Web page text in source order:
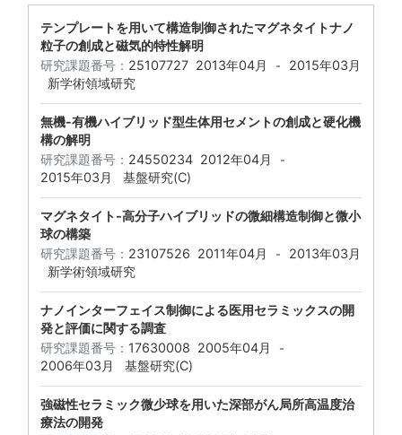
テンプレートを用いて構造制御されたマグネタイトナノ
粒子の創成と磁気的特性解明
研究課題番号： 25107727 2013年04月 -
2015年03月
新学術領域研究
無機-有機ハイブリッド型生体用セメントの創成と硬化機
構の解明
研究課題番号： 24550234 2012年04月 -
2015年03月 基盤研究(C)
マグネタイト-高分子ハイブリッドの微細構造制御と微小
球の構築
研究課題番号： 23107526 2011年04月 -
2013年03月
新学術領域研究
ナノインターフェイス制御による医用セラミックスの開
発と評価に関する調査
研究課題番号： 17630008 2005年04月 -
2006年03月 基盤研究(C)
強磁性セラミック微少球を用いた深部がん局所高温度治
療法の開発